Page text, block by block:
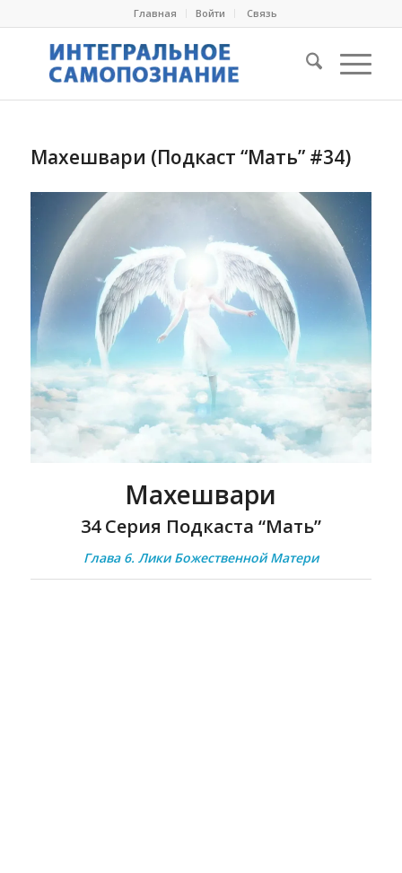
Главная Войти Cвязь
Махешвари (Подкаст “Мать” #34)
Махешвари
34 Серия Подкаста “Мать”
Глава 6. Лики Божественной Матери